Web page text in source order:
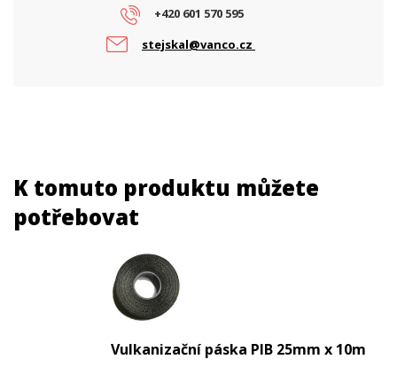
+420 601 570 595
stejskal@vanco.cz
K tomuto produktu můžete
potřebovat
Vulkanizační páska PIB 25mm x 10m